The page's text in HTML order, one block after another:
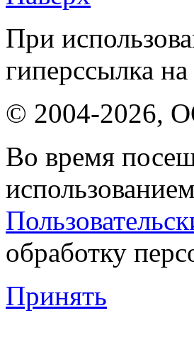
При
гиперссылка
© 2004-2026,
Во время
обработку
Принять